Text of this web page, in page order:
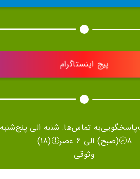
پیج اینستاگرام
تماس‌ها: شنبه الی پنج‌شنبه
8🕗(صبح) الی 6 عصر🕕(18)
وثوقی